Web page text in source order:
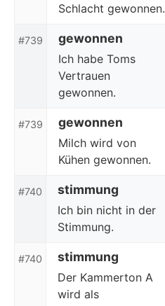
Schlacht gewonnen.
#739 gewonnen
Ich habe Toms
Vertrauen
gewonnen.
#739 gewonnen
Milch wird von
Kühen gewonnen.
#740 stimmung
Ich bin nicht in der
Stimmung.
#740 stimmung
Der Kammerton A
wird als